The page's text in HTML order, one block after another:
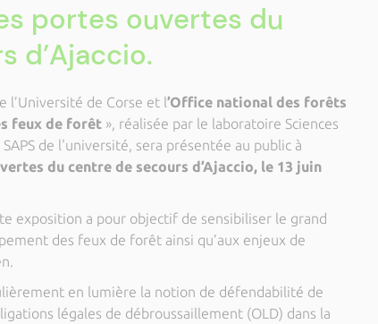
portes ouvertes du
d’Ajaccio.
l’Université de Corse et l’Office national des forêts
feux de forêt », réalisée par le laboratoire Sciences
de l'université, sera présentée au public à
du centre de secours d’Ajaccio, le 13 juin
exposition a pour objectif de sensibiliser le grand
des feux de forêt ainsi qu’aux enjeux de
en lumière la notion de défendabilité de
légales de débroussaillement (OLD) dans la